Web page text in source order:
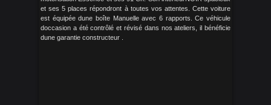
et ses 5 places répondront à toutes vos attentes. Cette voiture
est équipée dune boîte Manuelle avec 6 rapports. Ce véhicule
doccasion a été contrôlé et révisé dans nos ateliers, il bénéficie
dune garantie constructeur .